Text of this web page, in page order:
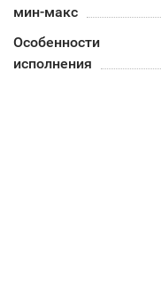
мин-макс
Особенности
исполнения